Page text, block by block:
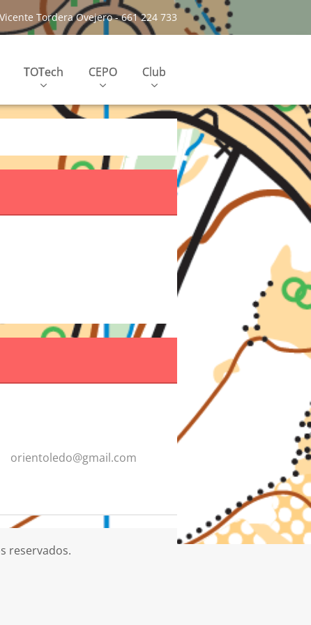
Vicente Tordera Ovejero - 661 224 733
TOTech CEPO Club
orientoledo@gmail.com
reservados.